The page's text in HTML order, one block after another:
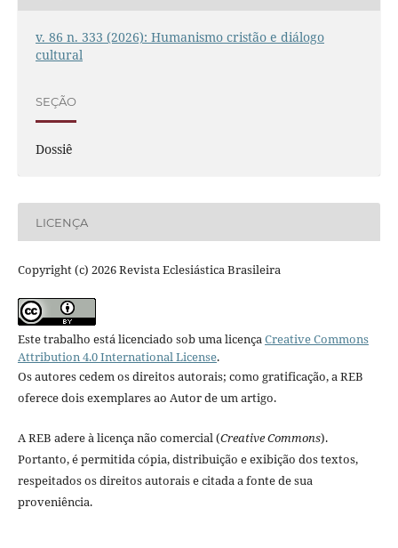
v. 86 n. 333 (2026): Humanismo cristão e diálogo
cultural
SEÇÃO
Dossiê
LICENÇA
Copyright (c) 2026 Revista Eclesiástica Brasileira
Este trabalho está licenciado sob uma licençaCreative Commons
Attribution 4.0 International License.
Os autores cedem os direitos autorais; como gratificação, a REB
oferece dois exemplares ao Autor de um artigo.
A REB adere à licença não comercial (Creative Commons).
Portanto, é permitida cópia, distribuição e exibição dos textos,
respeitados os direitos autorais e citada a fonte de sua
proveniência.